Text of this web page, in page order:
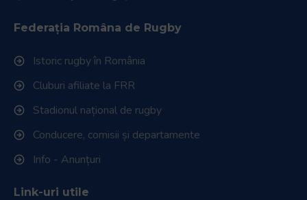
Federația Româna de Rugby
Istoric rugby în România
Cluburi afiliate la FRR
Stadionul național de rugby
Conducere, comisii și departamente
Info - Anunțuri
Link-uri utile